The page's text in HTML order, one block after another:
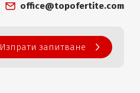
office@topofertite.com
Изпрати запитване